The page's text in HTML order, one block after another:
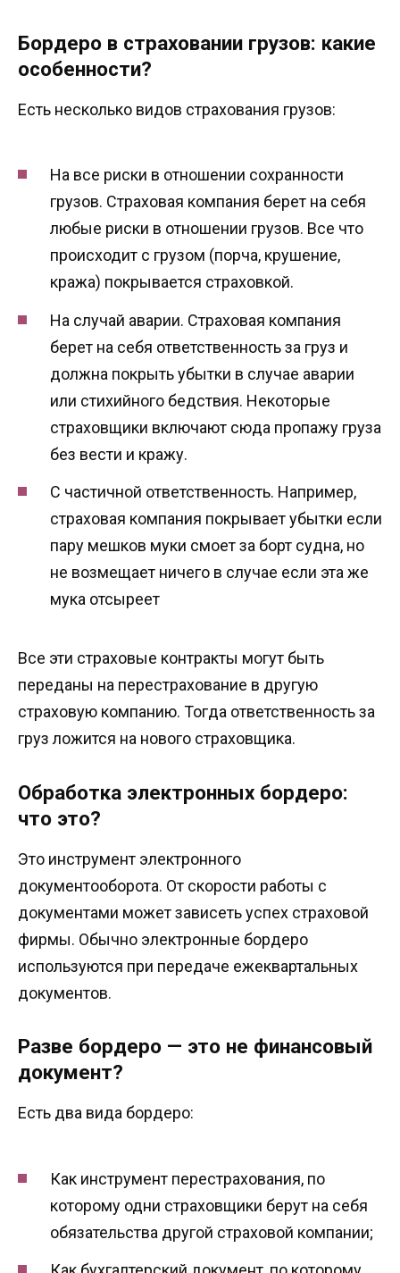
Бордеро в страховании грузов: какие
особенности?
Есть несколько видов страхования грузов:
На все риски в отношении сохранности
грузов. Страховая компания берет на себя
любые риски в отношении грузов. Все что
происходит с грузом (порча, крушение,
кража) покрывается страховкой.
На случай аварии. Страховая компания
берет на себя ответственность за груз и
должна покрыть убытки в случае аварии
или стихийного бедствия. Некоторые
страховщики включают сюда пропажу груза
без вести и кражу.
С частичной ответственность. Например,
страховая компания покрывает убытки если
пару мешков муки смоет за борт судна, но
не возмещает ничего в случае если эта же
мука отсыреет
Все эти страховые контракты могут быть
переданы на перестрахование в другую
страховую компанию. Тогда ответственность за
груз ложится на нового страховщика.
Обработка электронных бордеро:
что это?
Это инструмент электронного
документооборота. От скорости работы с
документами может зависеть успех страховой
фирмы. Обычно электронные бордеро
используются при передаче ежеквартальных
документов.
Разве бордеро — это не финансовый
документ?
Есть два вида бордеро:
Как инструмент перестрахования, по
которому одни страховщики берут на себя
обязательства другой страховой компании;